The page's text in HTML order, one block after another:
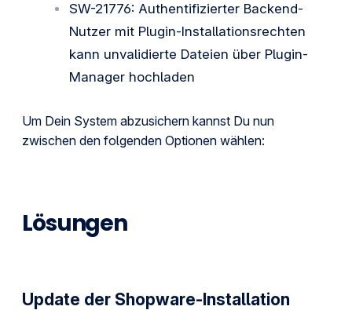
SW-21776: Authentifizierter Backend-
Nutzer mit Plugin-Installationsrechten
kann unvalidierte Dateien über Plugin-
Manager hochladen
Um Dein System abzusichern kannst Du nun
zwischen den folgenden Optionen wählen:
Lösungen
Update der Shopware-Installation